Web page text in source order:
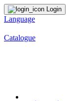
Login
Language
Catalogue